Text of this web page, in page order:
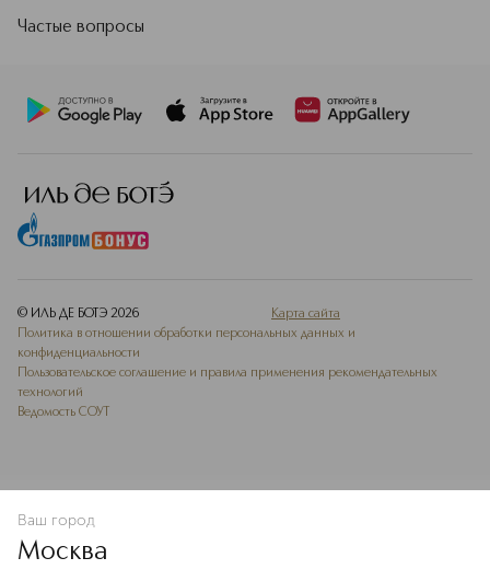
В КОРЗИНУ
Частые вопросы
© ИЛЬ ДЕ БОТЭ 2026
Карта сайта
Политика в отношении обработки персональных данных и
конфиденциальности
Пользовательское соглашение и правила применения рекомендательных
технологий
Ведомость СОУТ
Ваш город
Москва